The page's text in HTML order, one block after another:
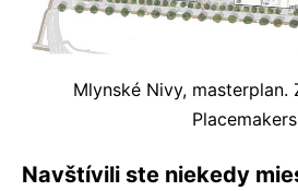
Mlynské Nivy, masterplan.
Placemakers
Navštívili ste niekedy